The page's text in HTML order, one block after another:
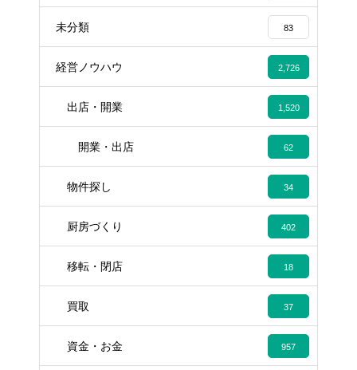
未分類 83
経営ノウハウ 2,726
出店・開業 1,520
開業・出店 62
物件探し 34
厨房づくり 402
移転・閉店 18
買取 37
資金・お金 957